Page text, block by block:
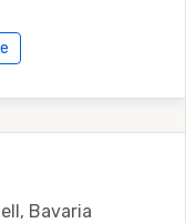
Bavaria